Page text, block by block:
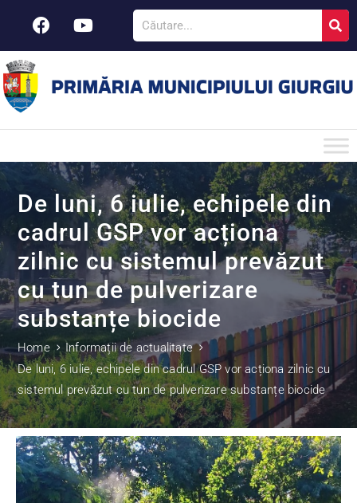
De luni, 6 iulie, echipele din
cadrul GSP vor acționa
zilnic cu sistemul prevăzut
cu tun de pulverizare
substanțe biocide
Home
Informații de actualitate
De luni, 6 iulie, echipele din cadrul GSP vor acționa zilnic cu
sistemul prevăzut cu tun de pulverizare substanțe biocide